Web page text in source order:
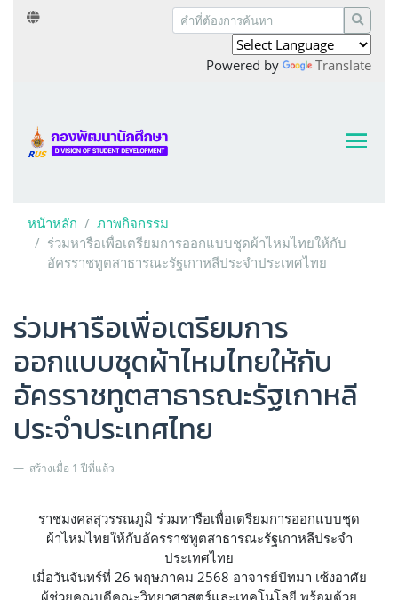
Powered by Translate
หน้าหลัก
ภาพกิจกรรม
ร่วมหารือเพื่อเตรียมการออกแบบชุดผ้าไหมไทยให้กับ
อัครราชทูตสาธารณะรัฐเกาหลีประจำประเทศไทย
ร่วมหารือเพื่อเตรียมการ
ออกแบบชุดผ้าไหมไทยให้กับ
อัครราชทูตสาธารณะรัฐเกาหลี
ประจำประเทศไทย
สร้างเมื่อ 1 ปีที่แล้ว
ราชมงคลสุวรรณภูมิ ร่วมหารือเพื่อเตรียมการออกแบบชุด
ผ้าไหมไทยให้กับอัครราชทูตสาธารณะรัฐเกาหลีประจำ
ประเทศไทย
เมื่อวันจันทร์ที่ 26 พฤษภาคม 2568 อาจารย์ปัทมา เซ้งอาศัย
ผู้ช่วยคณบดีคณะวิทยาศาสตร์และเทคโนโลยี พร้อมด้วย